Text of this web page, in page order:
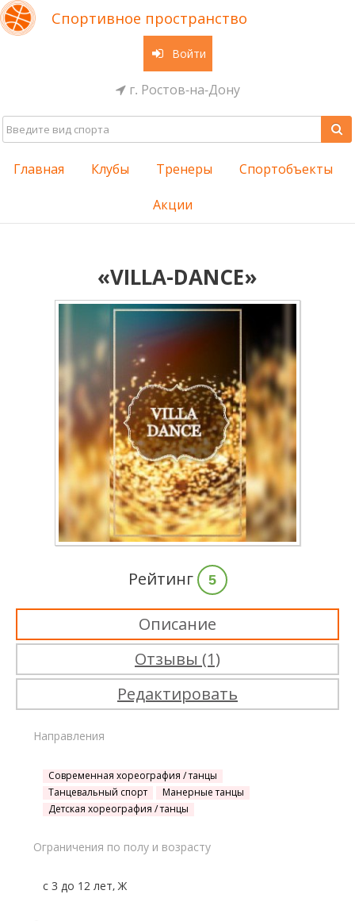
Спортивное пространство
Войти
г. Ростов-на-Дону
Главная Клубы Тренеры Спортобъекты
Акции
«VILLA-DANCE»
Рейтинг 5
Описание
Отзывы (1)
Редактировать
Направления
Современная хореография / танцы
Танцевальный спорт
Манерные танцы
Детская хореография / танцы
Ограничения по полу и возрасту
с 3 до 12 лет, Ж